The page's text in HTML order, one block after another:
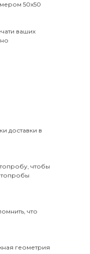
50х50
ваших
доставки в
чтобы
что
геометрия